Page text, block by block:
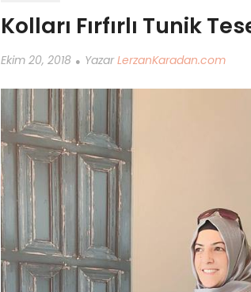
Kolları Fırfırlı Tunik
Ekim 20, 2018 Yazar LerzanKaradan.com